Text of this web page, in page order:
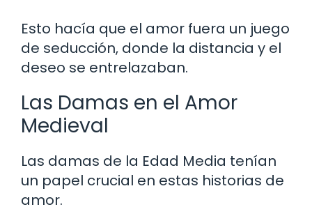
Esto hacía que el amor fuera un juego
de seducción, donde la distancia y el
deseo se entrelazaban.
Las Damas en el Amor
Medieval
Las damas de la Edad Media tenían
un papel crucial en estas historias de
amor.